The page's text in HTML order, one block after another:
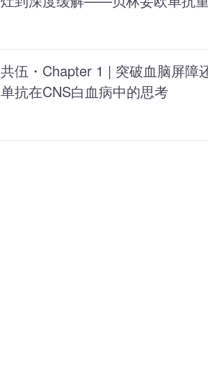
共伍・Chapter 1 | 突破血脑屏障
单抗在CNS白血病中的思考